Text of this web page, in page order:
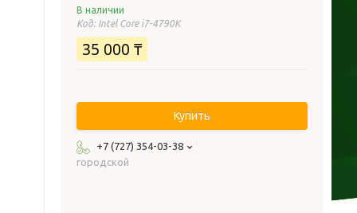
В наличии
Код: Intel Core i7-4790K
35 000 ₸
Купить
+7 (727) 354-03-38
городской